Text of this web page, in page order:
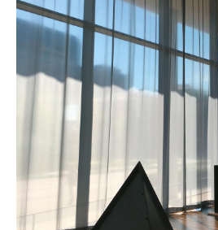
Tabletts
Büroutensilien
Aufbewahrungsboxen
Decken
Kissen
Teppiche
Vorhänge